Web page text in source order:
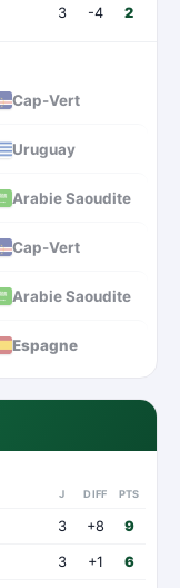
3 -4 2
Cap-Vert
Uruguay
Arabie Saoudite
Cap-Vert
Arabie Saoudite
Espagne
J DIFF PTS
3 +8 9
3 +1 6